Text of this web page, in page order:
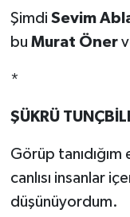
Şimdi Sevim
bu Murat Öner
*
ŞÜKRÜ
Görüp
canlısı insanlar
düşünüyordum.